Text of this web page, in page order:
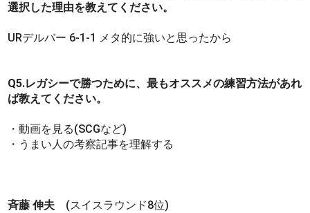
選択した理由を教えてください。
URデルバー 6-1-1 メタ的に強いと思ったから
Q5.レガシーで勝つために、最もオススメの練習方法があれ
ば教えてください。
・動画を見る(SCGなど)
・うまい人の考察記事を理解する
斉藤 伸夫 (スイスラウンド8位)